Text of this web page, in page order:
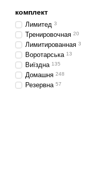
комплект
Лимитед 3
Тренировочная 20
Лимитированная 3
Воротарська 13
Виїздна 135
Домашня 248
Резервна 57